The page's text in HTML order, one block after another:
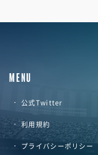
MENU
公式Twitter
利用規約
プライバシーポリシー